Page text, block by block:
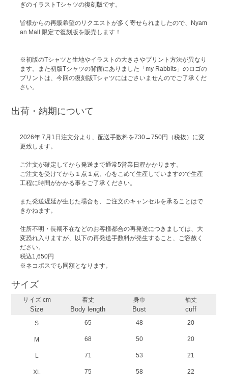
ぎのイラストTシャツの復刻版です。
皆様からの再販希望のリクエストが多く寄せられましたので、Nyam
an Mall 限定で復刻版を販売します！
※初版のTシャツと生地やイラストの大きさやプリント方法が異なり
ます。また初版Tシャツの背面にありました「my Rabbits」のロゴの
プリントは、今回の復刻版Tシャツにはごさいませんのでご了承くだ
さい。
出荷・納期について
2026年 7月1日注文分より、配送手数料を730→750円（税抜）に変
更致します。
ご注文が確定してから発送まで通常5営業日程かかります。
ご注文を受けてから１点１点、心をこめて生産していますので生産
工程に時間がかかる事をご了承ください。
また発送遅延が生じた場合も、ご注文のキャンセルを承ることはで
きかねます。
住所不明・長期不在などのお客様都合の再発送につきましては、大
変恐れ入りますが、以下の再発送手数料が発生すること、ご容赦く
ださい。
税込1,650円
※ネコポスでも同額となります。
サイズ
サイズ cm
Size
着丈
Body length
身巾
Bust
袖丈
cuff
S 65 48 20
M 68 50 20
L 71 53 21
XL 75 58 22